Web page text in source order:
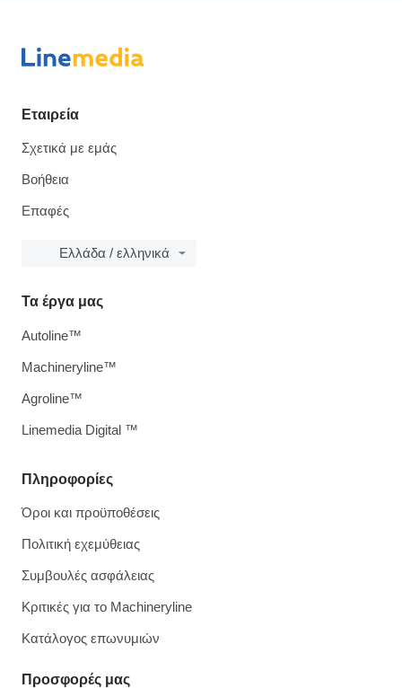
Εταιρεία
Σχετικά με εμάς
Βοήθεια
Επαφές
Ελλάδα / ελληνικά
Πληροφορίες
Όροι και προϋποθέσεις
Πολιτική εχεμύθειας
Συμβουλές ασφάλειας
Κριτικές για το Machineryline
Κατάλογος επωνυμιών
Προσφορές μας
Τα έργα μας
Autoline™
Machineryline™
Agroline™
Linemedia Digital ™